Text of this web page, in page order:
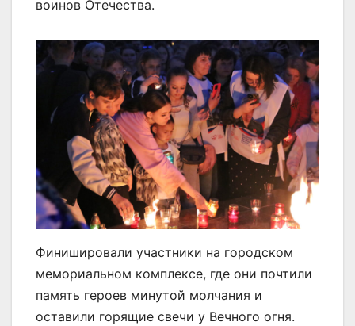
воинов Отечества.
Финишировали участники на городском
мемориальном комплексе, где они почтили
память героев минутой молчания и
оставили горящие свечи у Вечного огня.